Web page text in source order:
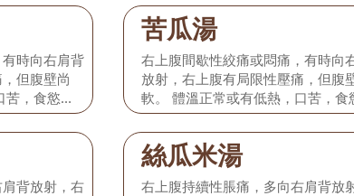
本型相當
急性膽囊
紅，苔微黃，脈弦細或弦緊。 本型
於發病初期的膽絞痛或單純性急性膽
炎。
時向右肩背
但腹壁尚
，食慾減
疸，舌淡
本型相當
急性膽囊
苦瓜湯
右上腹間歇性絞痛或悶痛，有時向
放射，右上腹有局限性壓痛，但腹
軟。 體溫正常或有低熱，口苦，食
退，或有輕度噁心嘔吐，無黃疸，
紅，苔微黃，脈弦細或弦緊。 本型
於發病初期的膽絞痛或單純性急性膽
炎。
背放射，右
絲瓜米湯
右上腹持續性脹痛，多向右肩背放